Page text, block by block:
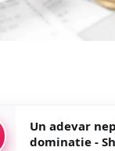
Un adevar
dominatie -